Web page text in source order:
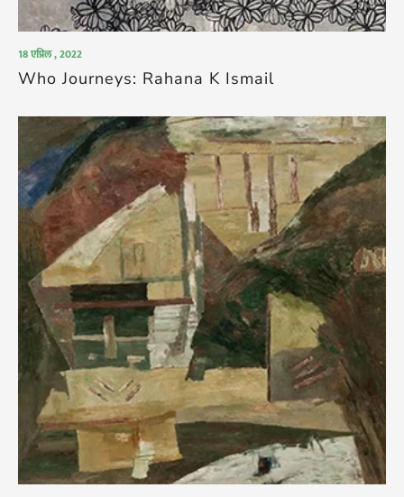
18 एप्रिल , 2022
Who Journeys: Rahana K Ismail